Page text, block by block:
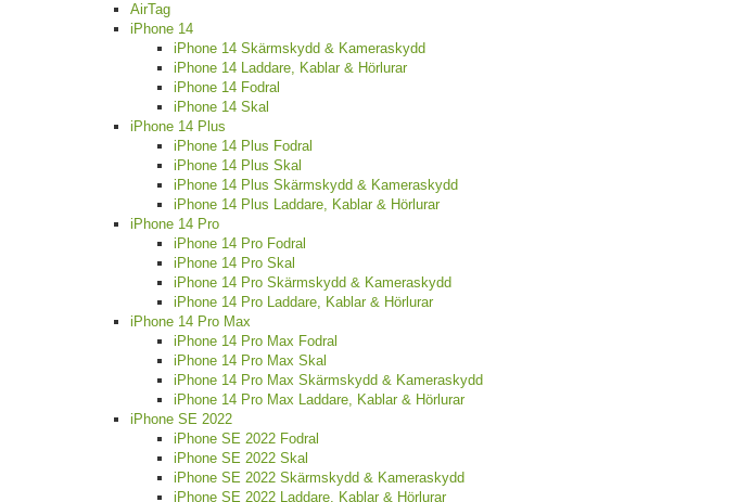
AirTag
iPhone 14
iPhone 14 Skärmskydd & Kameraskydd
iPhone 14 Laddare, Kablar & Hörlurar
iPhone 14 Fodral
iPhone 14 Skal
iPhone 14 Plus
iPhone 14 Plus Fodral
iPhone 14 Plus Skal
iPhone 14 Plus Skärmskydd & Kameraskydd
iPhone 14 Plus Laddare, Kablar & Hörlurar
iPhone 14 Pro
iPhone 14 Pro Fodral
iPhone 14 Pro Skal
iPhone 14 Pro Skärmskydd & Kameraskydd
iPhone 14 Pro Laddare, Kablar & Hörlurar
iPhone 14 Pro Max
iPhone 14 Pro Max Fodral
iPhone 14 Pro Max Skal
iPhone 14 Pro Max Skärmskydd & Kameraskydd
iPhone 14 Pro Max Laddare, Kablar & Hörlurar
iPhone SE 2022
iPhone SE 2022 Fodral
iPhone SE 2022 Skal
iPhone SE 2022 Skärmskydd & Kameraskydd
iPhone SE 2022 Laddare, Kablar & Hörlurar